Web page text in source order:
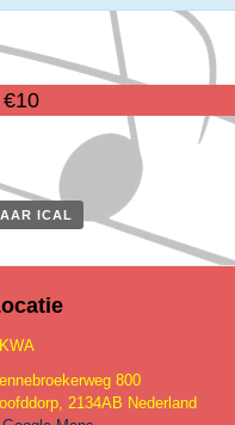
€10
ICAL
800
, 2134AB Nederland